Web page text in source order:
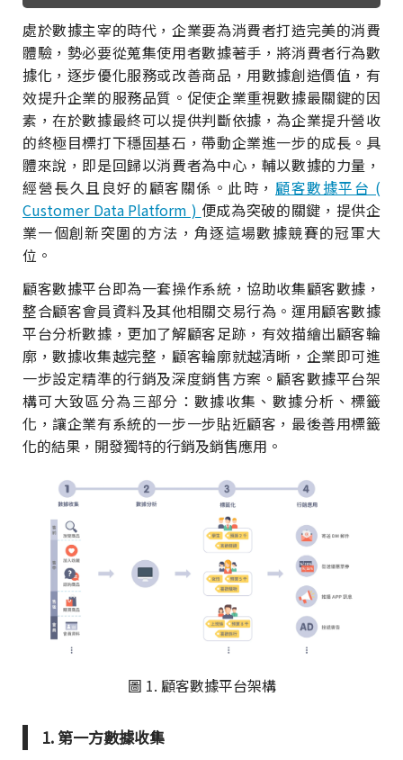
處於數據主宰的時代，企業要為消費者打造完美的消費
體驗，勢必要從蒐集使用者數據著手，將消費者行為數
據化，逐步優化服務或改善商品，用數據創造價值，有
效提升企業的服務品質。促使企業重視數據最關鍵的因
素，在於數據最終可以提供判斷依據，為企業提升營收
的終極目標打下穩固基石，帶動企業進一步的成長。具
體來說，即是回歸以消費者為中心，輔以數據的力量，
經營長久且良好的顧客關係。此時， 顧客數據平台 (
Customer Data Platform ) 便成為突破的關鍵，提供企
業一個創新突圍的方法，角逐這場數據競賽的冠軍大
位。
顧客數據平台即為一套操作系統，協助收集顧客數據，
整合顧客會員資料及其他相關交易行為。運用顧客數據
平台分析數據，更加了解顧客足跡，有效描繪出顧客輪
廓，數據收集越完整，顧客輪廓就越清晰，企業即可進
一步設定精準的行銷及深度銷售方案。顧客數據平台架
構可大致區分為三部分：數據收集、數據分析、標籤
化，讓企業有系統的一步一步貼近顧客，最後善用標籤
化的結果，開發獨特的行銷及銷售應用。
圖 1. 顧客數據平台架構
1. 第一方數據收集